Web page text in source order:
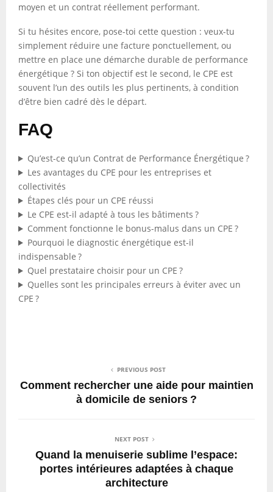
moyen et un contrat réellement performant.
Si tu hésites encore, pose-toi cette question : veux-tu
simplement réduire une facture ponctuellement, ou
mettre en place une démarche durable de performance
énergétique ? Si ton objectif est le second, le CPE est
souvent l’un des outils les plus pertinents, à condition
d’être bien cadré dès le départ.
FAQ
Qu’est-ce qu’un Contrat de Performance Énergétique ?
Les avantages du CPE pour les entreprises et
collectivités
Étapes clés pour un CPE réussi
Le CPE est-il adapté à tous les bâtiments ?
Comment fonctionne le bonus-malus dans un CPE ?
Pourquoi le diagnostic énergétique est-il
indispensable ?
Quel prestataire choisir pour un CPE ?
Quelles sont les principales erreurs à éviter avec un
CPE ?
PREVIOUS POST
Comment rechercher une aide pour maintien
à domicile de seniors ?
NEXT POST
Quand la menuiserie sublime l’espace:
portes intérieures adaptées à chaque
architecture